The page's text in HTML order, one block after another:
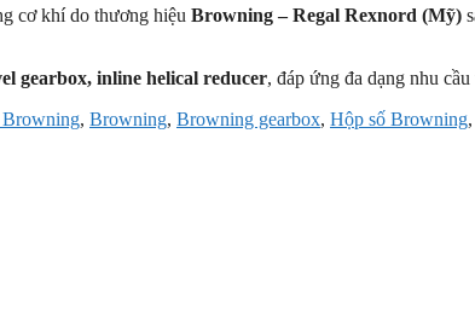
cơ khí do thương hiệu Browning – Regal Rexnord (Mỹ)
gearbox, inline helical reducer, đáp ứng đa dạng nhu
, Browning, Browning gearbox, Hộp số Browning,